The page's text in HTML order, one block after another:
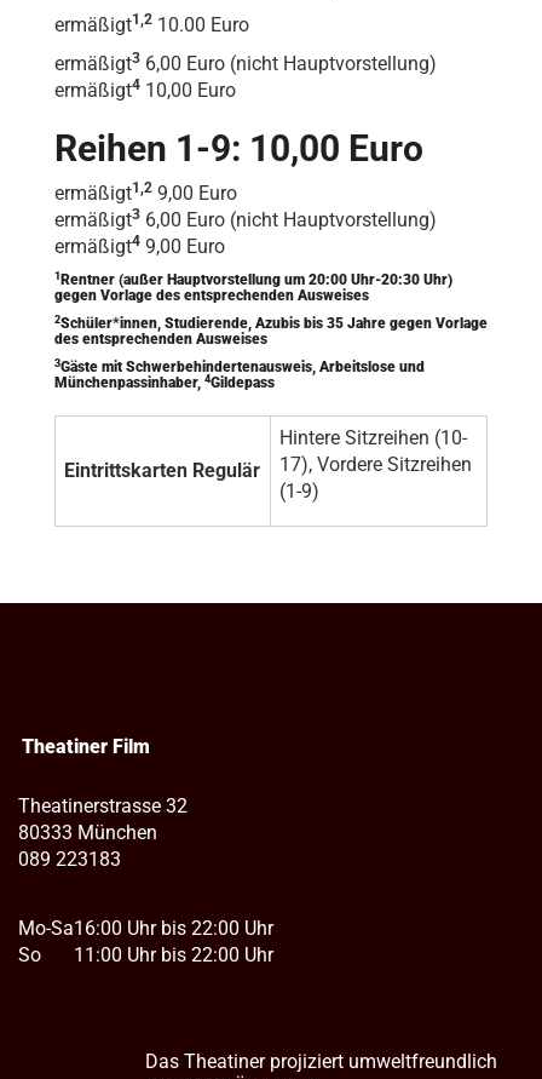
ermäßigt1,2 10.00 Euro
ermäßigt3 6,00 Euro (nicht Hauptvorstellung)
ermäßigt4 10,00 Euro
Reihen 1-9: 10,00 Euro
ermäßigt1,2 9,00 Euro
ermäßigt3 6,00 Euro (nicht Hauptvorstellung)
ermäßigt4 9,00 Euro
1 Rentner (außer Hauptvorstellung um 20:00 Uhr-20:30 Uhr)
gegen Vorlage des entsprechenden Ausweises
2Schüler*innen, Studierende, Azubis bis 35 Jahre gegen Vorlage
des entsprechenden Ausweises
3Gäste mit Schwerbehindertenausweis, Arbeitslose und
Münchenpassinhaber, 4Gildepass
Eintrittskarten Regulär
Hintere Sitzreihen (10-
17), Vordere Sitzreihen
(1-9)
Theatiner Film
Theatinerstrasse 32
80333 München
089 223183
Mo-Sa
So
16:00 Uhr bis 22:00 Uhr
11:00 Uhr bis 22:00 Uhr
Das Theatiner projiziert umweltfreundlich